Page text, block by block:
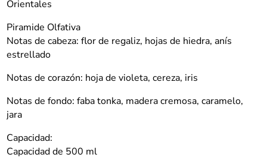
Orientales
Piramide Olfativa
Notas de cabeza: flor de regaliz, hojas de hiedra, anís
estrellado
Notas de corazón: hoja de violeta, cereza, iris
Notas de fondo: faba tonka, madera cremosa, caramelo,
jara
Capacidad:
Capacidad de 500 ml